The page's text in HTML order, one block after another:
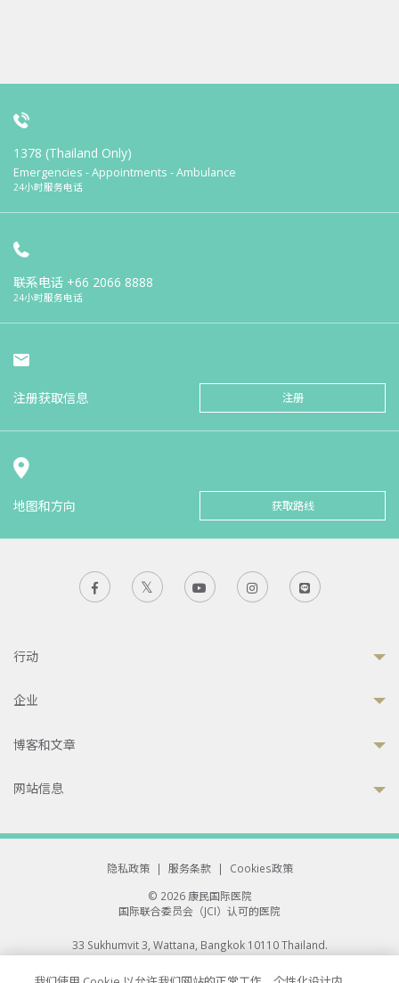
1378 (Thailand Only)
Emergencies - Appointments - Ambulance
24小时服务电话
联系电话 +66 2066 8888
24小时服务电话
注册获取信息 注册
地图和方向 获取路线
行动
企业
博客和文章
网站信息
隐私政策 | 服务条款 |
Cookies政策
© 2026 康民国际医院
国际联合委员会（JCI）认可的医院
33 Sukhumvit 3, Wattana, Bangkok 10110 Thailand.
All rights reserved.